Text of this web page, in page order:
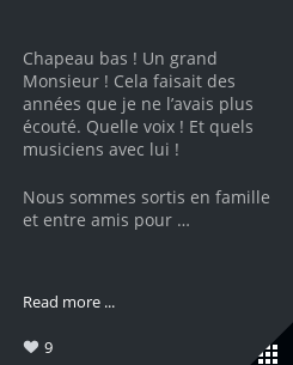
Chapeau bas ! Un grand
Monsieur ! Cela faisait des
années que je ne l’avais plus
écouté. Quelle voix ! Et quels
musiciens avec lui !
Nous sommes sortis en famille
et entre amis pour …
Read more ...
9